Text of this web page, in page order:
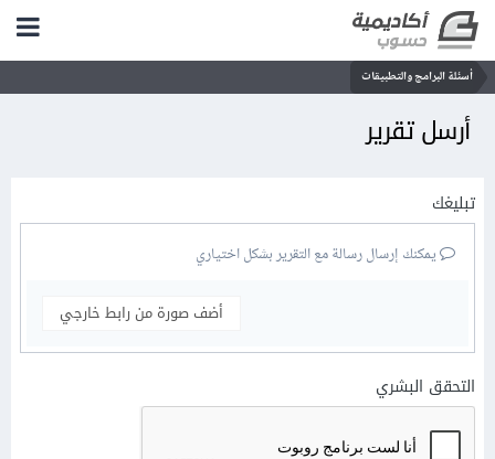
أسئلة البرامج والتطبيقات
أرسل تقرير
تبليغك
يمكنك إرسال رسالة مع التقرير بشكل اختياري
أضف صورة من رابط خارجي
التحقق البشري